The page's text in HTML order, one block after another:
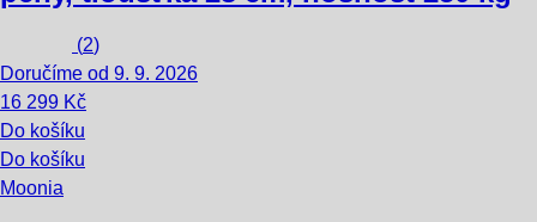
(2)
Doručíme od 9. 9. 2026
16 299 Kč
Do košíku
Do košíku
Moonia